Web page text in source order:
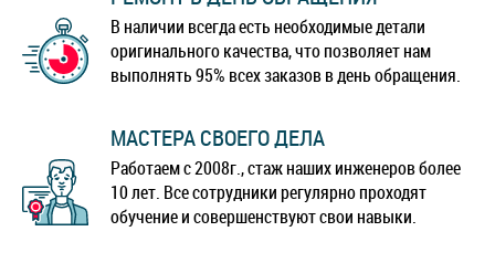
В наличии всегда есть необходимые детали
оригинального качества, что позволяет нам
выполнять 95% всех заказов в день обращения.
МАСТЕРА СВОЕГО ДЕЛА
Работаем с 2008г., стаж наших инженеров более
10 лет. Все сотрудники регулярно проходят
обучение и совершенствуют свои навыки.